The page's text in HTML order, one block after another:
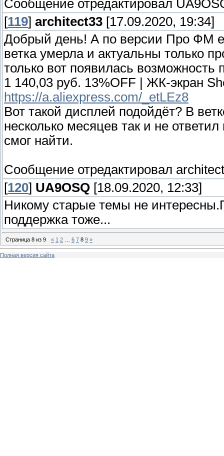
Сообщение отредактировал
[119] architect33 [17.09.2020, 19:34]
Добрый день! А по версии Про ФМ
ветка умерла и актуальны только
только вот появилась возможность
1 140,03 руб. 13%OFF | ЖК-экран
https://a.aliexpress.com/_etLEz8
Вот такой дисплей подойдёт? В
несколько месяцев так и не
смог найти.
Сообщение отредактировал
[120] UA9OSQ [18.09.2020, 12:33]
Никому старые темы не
поддержка тоже...
Страница 8 из 9 « 1 2 6 7 8 9 »
Полная версия сайта